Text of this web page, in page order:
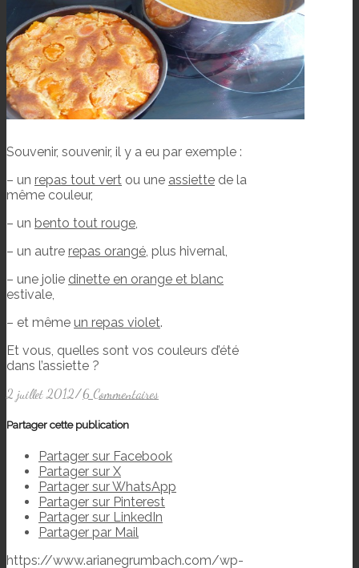
Souvenir, souvenir, il y a eu par exemple :
– un repas tout vert ou une assiette de la
même couleur,
– un bento tout rouge,
– un autre repas orangé, plus hivernal,
– une jolie dinette en orange et blanc
estivale,
– et même un repas violet.
Et vous, quelles sont vos couleurs d’été
dans l’assiette ?
2 juillet 2012/6 Commentaires
Partager cette publication
Partager sur Facebook
Partager sur X
Partager sur WhatsApp
Partager sur Pinterest
Partager sur LinkedIn
Partager par Mail
https://www.arianegrumbach.com/wp-